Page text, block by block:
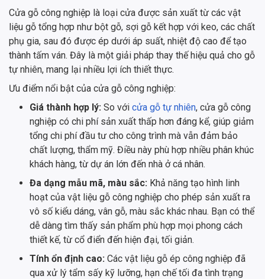
Cửa gỗ công nghiệp là loại cửa được sản xuất từ các vật
liệu gỗ tổng hợp như bột gỗ, sợi gỗ kết hợp với keo, các chất
phụ gia, sau đó được ép dưới áp suất, nhiệt độ cao để tạo
thành tấm ván. Đây là một giải pháp thay thế hiệu quả cho gỗ
tự nhiên, mang lại nhiều lợi ích thiết thực.
Ưu điểm nổi bật của cửa gỗ công nghiệp:
Giá thành hợp lý: So với cửa gỗ tự nhiên, cửa gỗ công
nghiệp có chi phí sản xuất thấp hơn đáng kể, giúp giảm
tổng chi phí đầu tư cho công trình mà vẫn đảm bảo
chất lượng, thẩm mỹ. Điều này phù hợp nhiều phân khúc
khách hàng, từ dự án lớn đến nhà ở cá nhân.
Đa dạng mẫu mã, màu sắc: Khả năng tạo hình linh
hoạt của vật liệu gỗ công nghiệp cho phép sản xuất ra
vô số kiểu dáng, vân gỗ, màu sắc khác nhau. Bạn có thể
dễ dàng tìm thấy sản phẩm phù hợp mọi phong cách
thiết kế, từ cổ điển đến hiện đại, tối giản.
Tính ổn định cao: Các vật liệu gỗ ép công nghiệp đã
qua xử lý tẩm sấy kỹ lưỡng, hạn chế tối đa tình trạng